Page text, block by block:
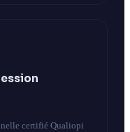
certifié Qualiopi